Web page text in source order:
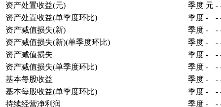
资产处置收益(元)
季度 元 -
资产处置收益(单季度环比)
季度 - -
资产减值损失(新)
季度 - -
资产减值损失(新)(单季度环比)
季度 - -
资产减值损失
季度 - -
资产减值损失(单季度环比)
季度 - -
基本每股收益
季度 - -
基本每股收益(单季度环比)
季度 - -
持续经营净利润
季度 - -